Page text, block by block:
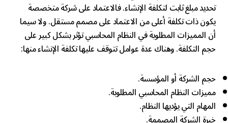
تحديد مبلغ ثابت لتكلفة الإنشاء. فالاعتماد على شركة متخصصة
يكون ذات تكلفة أعلى من الاعتماد على مصمم مستقل. ولا سيما
أن المميزات المطلوبة في النظام المحاسبي تؤثر بشكل كبير على
حجم التكلفة. وهناك عدة عوامل تتوقف عليها تكلفة الإنشاء منها:
حجم الشركة أو المؤسسة.
مميزات النظام المحاسبي المطلوبة.
المهام التي يؤديها النظام.